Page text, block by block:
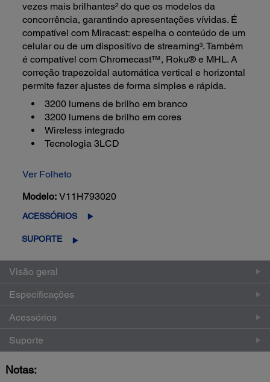
vezes mais brilhantes² do que os modelos da
concorrência, garantindo apresentações vívidas. É
compatível com Miracast: espelha o conteúdo de um
celular ou de um dispositivo de streaming³. Também
é compatível com Chromecast™, Roku® e MHL. A
correção trapezoidal automática vertical e horizontal
permite fazer ajustes de forma simples e rápida.
3200 lumens de brilho em branco
3200 lumens de brilho em cores
Wireless integrado
Tecnologia 3LCD
Ver Folheto
Modelo: V11H793020
ACESSÓRIOS
SUPORTE
Visão geral
Especificações
Acessórios
Suporte
Notas: